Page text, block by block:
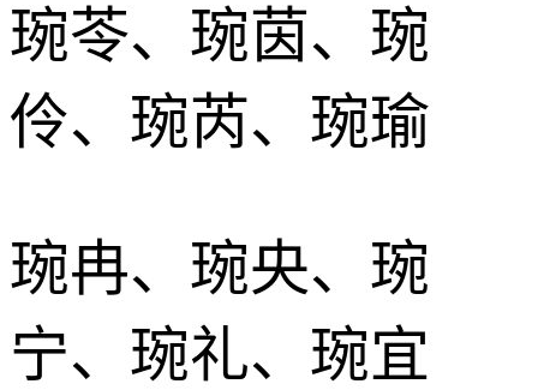
琬苓、琬茵、琬
伶、琬芮、琬瑜
琬冉、琬央、琬
宁、琬礼、琬宜